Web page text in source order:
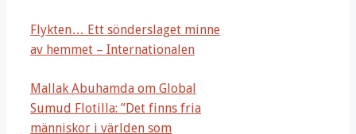
Flykten… Ett sönderslaget minne
av hemmet – Internationalen
Mallak Abuhamda om Global
Sumud Flotilla: ”Det finns fria
människor i världen som